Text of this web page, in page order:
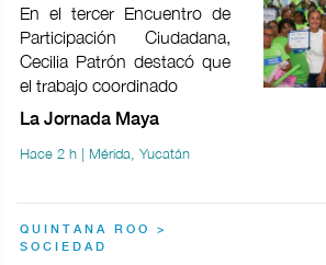
En el tercer Encuentro de
Participación Ciudadana,
Cecilia Patrón destacó que
el trabajo coordinado
La Jornada Maya
Hace 2 h | Mérida, Yucatán
QUINTANA ROO >
SOCIEDAD